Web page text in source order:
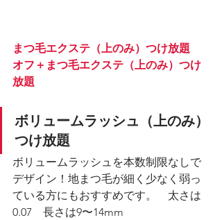
まつ毛エクステ（上のみ）つけ放題
オフ＋まつ毛エクステ（上のみ）つけ
放題
ボリュームラッシュ（上のみ）
つけ放題
ボリュームラッシュを本数制限なしで
デザイン！地まつ毛が細く少なく弱っ
ている方にもおすすめです。　太さは
0.07　長さは9〜14mm